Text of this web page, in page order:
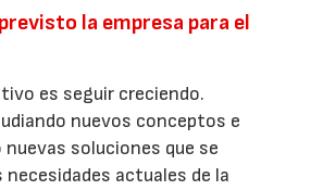
la empresa para el
es seguir creciendo.
nuevos conceptos e
soluciones que se
necesidades actuales de la